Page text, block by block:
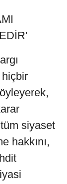
siyaset
hakkını,